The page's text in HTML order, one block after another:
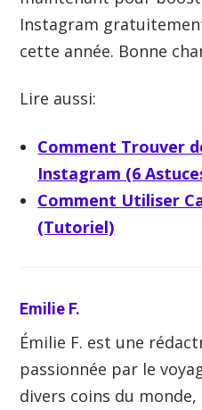
Instagram
cette année. Bonne
Lire aussi:
Comment Trouver
Instagram (6
Comment Utiliser
(Tutoriel)
Emilie F.
Émilie F. est une
passionnée par le
divers coins du